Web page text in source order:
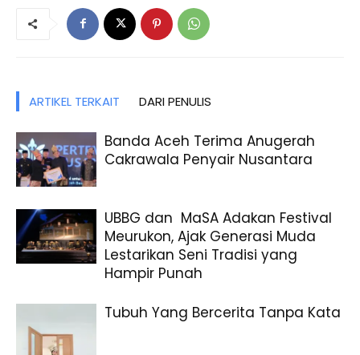
ARTIKEL TERKAIT DARI PENULIS
Banda Aceh Terima Anugerah
Cakrawala Penyair Nusantara
UBBG dan MaSA Adakan Festival
Meurukon, Ajak Generasi Muda
Lestarikan Seni Tradisi yang
Hampir Punah
Tubuh Yang Bercerita Tanpa Kata